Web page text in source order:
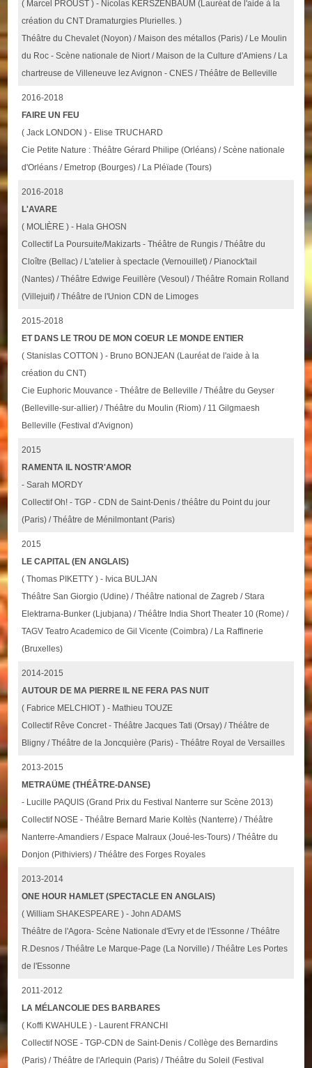
( Marcel PROUST ) - Nicolas KERSZENBAUM (Lauréat de l'aide à la
création du CNT Dramaturgies Plurielles. )
Théâtre du Chevalet (Noyon) / Maison des métallos (Paris) / Le Moulin
du Roc - Scène nationale de Niort / Maison de la Culture d'Amiens / La
chartreuse de Villeneuve lez Avignon - CNES / Théâtre de Belleville
2016-2018
FAIRE UN FEU
( Jack LONDON ) - Elise TRUCHARD
Cie Petite Nature : Théâtre Gérard Philipe (Orléans) / Scène nationale
d'Orléans / Emetrop (Bourges) / La Pléïade (Tours)
2016-2018
L'AVARE
( MOLIÈRE ) - Hala GHOSN
Collectif La Poursuite/Makizarts - Théâtre de Rungis / Théâtre du
Cloître (Bellac) / L'atelier à spectacle (Vernouillet) / Pianock'tail
(Nantes) / Théâtre Edwige Feuillère (Vesoul) / Théâtre Romain Rolland
(Villejuif) / Théâtre de l'Union CDN de Limoges
2015-2018
ET DANS LE TROU DE MON COEUR LE MONDE ENTIER
( Stanislas COTTON ) - Bruno BONJEAN (Lauréat de l'aide à la
création du CNT)
Cie Euphoric Mouvance - Théâtre de Belleville / Théâtre du Geyser
(Belleville-sur-allier) / Théâtre du Moulin (Riom) / 11 Gilgmaesh
Belleville (Festival d'Avignon)
2015
RAMENTA IL NOSTR'AMOR
- Sarah MORDY
Collectif Oh! - TGP - CDN de Saint-Denis / théâtre du Point du jour
(Paris) / Théâtre de Ménilmontant (Paris)
2015
LE CAPITAL (EN ANGLAIS)
( Thomas PIKETTY ) - Ivica BULJAN
Théâtre San Giorgio (Udine) / Théâtre national de Zagreb / Stara
Elektrarna-Bunker (Ljubjana) / Théâtre India Short Theater 10 (Rome) /
TAGV Teatro Academico de Gil Vicente (Coimbra) / La Raffinerie
(Bruxelles)
2014-2015
AUTOUR DE MA PIERRE IL NE FERA PAS NUIT
( Fabrice MELCHIOT ) - Mathieu TOUZE
Collectif Rêve Concret - Théâtre Jacques Tati (Orsay) / Théâtre de
Bligny / Théâtre de la Joncquière (Paris) - Théâtre Royal de Versailles
2013-2015
METRAÜME (THÉÂTRE-DANSE)
- Lucille PAQUIS (Grand Prix du Festival Nanterre sur Scène 2013)
Collectif NOSE - Théâtre Bernard Marie Koltès (Nanterre) / Théâtre
Nanterre-Amandiers / Espace Malraux (Joué-les-Tours) / Théâtre du
Donjon (Pithiviers) / Théâtre des Forges Royales
2013-2014
ONE HOUR HAMLET (SPECTACLE EN ANGLAIS)
( William SHAKESPEARE ) - John ADAMS
Théâtre de l'Agora- Scène Nationale d'Evry et de l'Essonne / Théâtre
R.Desnos / Théâtre Le Marque-Page (La Norville) / Théâtre Les Portes
de l'Essonne
2011-2012
LA MÉLANCOLIE DES BARBARES
( Koffi KWAHULE ) - Laurent FRANCHI
Collectif NOSE - TGP-CDN de Saint-Denis / Collège des Bernardins
(Paris) / Théâtre de l'Arlequin (Paris) / Théâtre du Soleil (Festival